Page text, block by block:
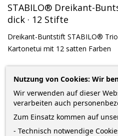
STABILO® Dreikant-
dick · 12 Stifte
Dreikant-Buntstift STABILO®
Kartonetui mit 12 satten Farben
7,69 €
inkl. MwSt. zzgl. Versandkosten *
Menge
Nutzung von Cookies: Wir
Wir verwenden auf dieser
verarbeiten auch
Zum Einsatz kommen auf
- Technisch notwendige